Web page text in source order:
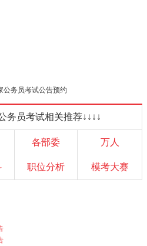
务员考试相关推荐↓↓↓↓
各部委
职位分析
万人
模考大赛